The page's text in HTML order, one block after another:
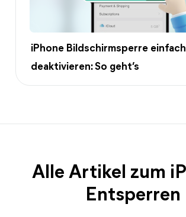
iPhone Bildschirmsperre einfach
deaktivieren: So geht’s